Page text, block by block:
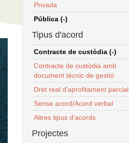
Privada
Pública (-)
Tipus d'acord
Contracte de custòdia (-)
Contracte de custòdia amb
document tècnic de gestió
Dret real d'aprofitament parcial
Sense acord/Acord verbal
Altres tipus d'acords
Projectes